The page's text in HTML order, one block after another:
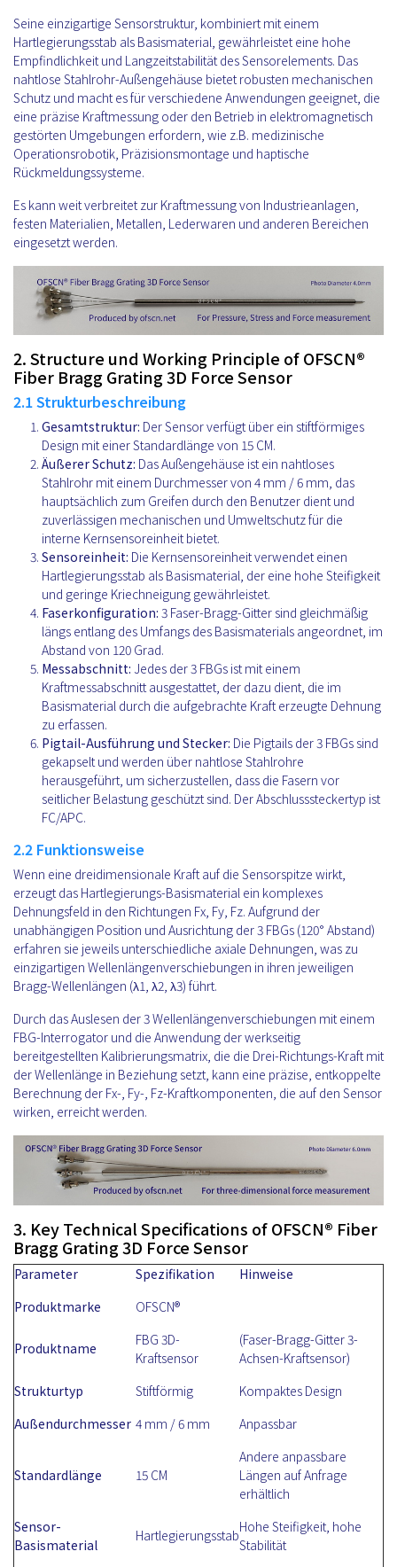
Seine einzigartige Sensorstruktur, kombiniert mit einem
Hartlegierungsstab als Basismaterial, gewährleistet eine hohe
Empfindlichkeit und Langzeitstabilität des Sensorelements. Das
nahtlose Stahlrohr-Außengehäuse bietet robusten mechanischen
Schutz und macht es für verschiedene Anwendungen geeignet, die
eine präzise Kraftmessung oder den Betrieb in elektromagnetisch
gestörten Umgebungen erfordern, wie z.B. medizinische
Operationsrobotik, Präzisionsmontage und haptische
Rückmeldungssysteme.
Es kann weit verbreitet zur Kraftmessung von Industrieanlagen,
festen Materialien, Metallen, Lederwaren und anderen Bereichen
eingesetzt werden.
2. Structure und Working Principle of OFSCN®
Fiber Bragg Grating 3D Force Sensor
2.1 Strukturbeschreibung
Gesamtstruktur: Der Sensor verfügt über ein stiftförmiges
Design mit einer Standardlänge von 15 CM.
Äußerer Schutz: Das Außengehäuse ist ein nahtloses
Stahlrohr mit einem Durchmesser von 4 mm / 6 mm, das
hauptsächlich zum Greifen durch den Benutzer dient und
zuverlässigen mechanischen und Umweltschutz für die
interne Kernsensoreinheit bietet.
Sensoreinheit: Die Kernsensoreinheit verwendet einen
Hartlegierungsstab als Basismaterial, der eine hohe Steifigkeit
und geringe Kriechneigung gewährleistet.
Faserkonfiguration: 3 Faser-Bragg-Gitter sind gleichmäßig
längs entlang des Umfangs des Basismaterials angeordnet, im
Abstand von 120 Grad.
Messabschnitt: Jedes der 3 FBGs ist mit einem
Kraftmessabschnitt ausgestattet, der dazu dient, die im
Basismaterial durch die aufgebrachte Kraft erzeugte Dehnung
zu erfassen.
Pigtail-Ausführung und Stecker: Die Pigtails der 3 FBGs sind
gekapselt und werden über nahtlose Stahlrohre
herausgeführt, um sicherzustellen, dass die Fasern vor
seitlicher Belastung geschützt sind. Der Abschlusssteckertyp ist
FC/APC.
2.2 Funktionsweise
Wenn eine dreidimensionale Kraft auf die Sensorspitze wirkt,
erzeugt das Hartlegierungs-Basismaterial ein komplexes
Dehnungsfeld in den Richtungen Fx, Fy, Fz. Aufgrund der
unabhängigen Position und Ausrichtung der 3 FBGs (120° Abstand)
erfahren sie jeweils unterschiedliche axiale Dehnungen, was zu
einzigartigen Wellenlängenverschiebungen in ihren jeweiligen
Bragg-Wellenlängen (λ1, λ2, λ3) führt.
Durch das Auslesen der 3 Wellenlängenverschiebungen mit einem
FBG-Interrogator und die Anwendung der werkseitig
bereitgestellten Kalibrierungsmatrix, die die Drei-Richtungs-Kraft mit
der Wellenlänge in Beziehung setzt, kann eine präzise, entkoppelte
Berechnung der Fx-, Fy-, Fz-Kraftkomponenten, die auf den Sensor
wirken, erreicht werden.
3. Key Technical Specifications of OFSCN® Fiber
Bragg Grating 3D Force Sensor
Parameter Spezifikation
Hinweise
Produktmarke
OFSCN®
Produktname
FBG 3D-
Kraftsensor
(Faser-Bragg-Gitter 3-
Achsen-Kraftsensor)
Strukturtyp
Stiftförmig
Kompaktes Design
Außendurchmesser 4 mm / 6 mm Anpassbar
Standardlänge 15 CM
Andere anpassbare
Längen auf Anfrage
erhältlich
Sensor-
Basismaterial
HartlegierungsstabHohe Steifigkeit, hohe
Stabilität